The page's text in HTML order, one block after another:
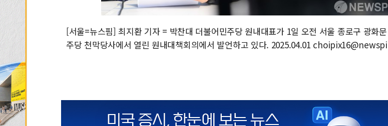
[서울=뉴스핌] 최지환 기자 = 박찬대 더불어민주당 원내대표가 1일 오전 서울 종로구 광화
주당 천막당사에서 열린 원내대책회의에서 발언하고 있다. 2025.04.01